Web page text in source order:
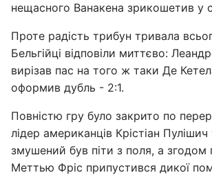
нещасного Ванакена зрикошетив у
Проте радість трибун тривала
Бельгійці відповіли миттєво:
вирізав пас на того ж таки Де
оформив дубль - 2:1.
Повністю гру було закрито по
лідер американців Крістіан
змушений був піти з поля, а
Меттью Фріс припустився дикої